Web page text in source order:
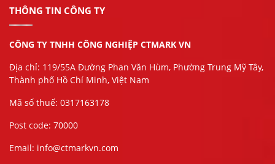
THÔNG TIN CÔNG TY
CÔNG TY TNHH CÔNG NGHIỆP CTMARK VN
Địa chỉ: 119/55A Đường Phan Văn Hùm, Phường Trung Mỹ Tây,
Thành phố Hồ Chí Minh, Việt Nam
Mã số thuế: 0317163178
Post code: 70000
Email: info@ctmarkvn.com